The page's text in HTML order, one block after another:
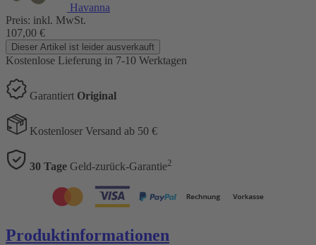
Havanna
Preis: inkl. MwSt.
107,00 €
Dieser Artikel ist leider ausverkauft
Kostenlose Lieferung in 7-10 Werktagen
Garantiert Original
Kostenloser Versand ab 50 €
30 Tage Geld-zurück-Garantie2
Produktinformationen